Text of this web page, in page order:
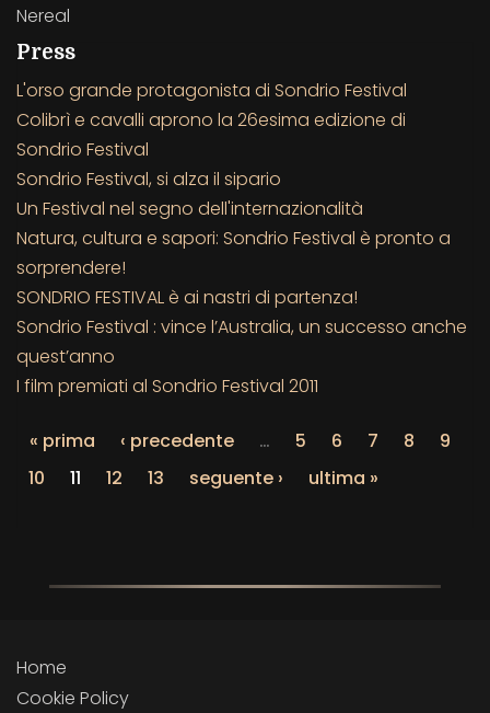
Nereal
Press
L'orso grande protagonista di Sondrio Festival
Colibrì e cavalli aprono la 26esima edizione di
Sondrio Festival
Sondrio Festival, si alza il sipario
Un Festival nel segno dell'internazionalità
Natura, cultura e sapori: Sondrio Festival è pronto a
sorprendere!
SONDRIO FESTIVAL è ai nastri di partenza!
Sondrio Festival : vince l’Australia, un successo anche
quest’anno
I film premiati al Sondrio Festival 2011
« prima ‹ precedente … 5 6 7 8
9
10
11 12 13 seguente › ultima »
Home
Cookie Policy